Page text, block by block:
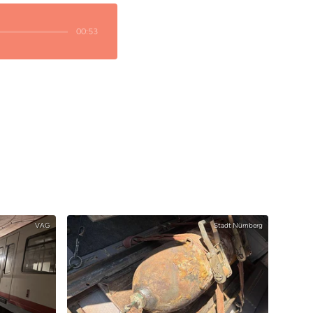
00:53
VAG Stadt Nürnberg